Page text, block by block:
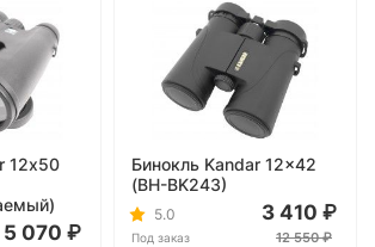
12х50
5 070
Бинокль Kandar 12x42
(BH-BK243)
5.0
Под заказ
3 410
12 550